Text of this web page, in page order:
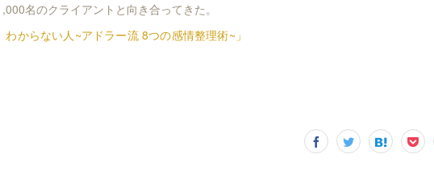
名のクライアントと向き合ってきた。
わからない人~アドラー流 8つの感情整理術~」